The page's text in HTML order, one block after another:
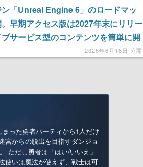
「Unreal Engine 6」のロードマッ
早期アクセス版は2027年末にリリー
サービス型のコンテンツを簡単に開
言語「Verse」に移行し、「Claude」
2026年6月18日 公開
まった勇者パーティから1人だけ
宮からの脱出を目指すダンジョ
ただし勇者は「はい/いいえ」
使いは魔法が使えず、戦士は可